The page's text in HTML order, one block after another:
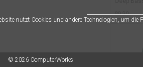
89.90
nutzt Cookies und andere Technologien, um
© 2026 ComputerWorks